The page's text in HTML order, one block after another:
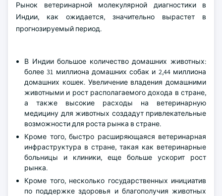
Рынок ветеринарной молекулярной диагностики в
Индии, как ожидается, значительно вырастет в
прогнозируемый период.
В Индии большое количество домашних животных:
более 31 миллиона домашних собак и 2,44 миллиона
домашних кошек. Увеличение владения домашними
животными и рост располагаемого дохода в стране,
а также высокие расходы на ветеринарную
медицину для животных создадут привлекательные
возможности для роста рынка в стране.
Кроме того, быстро расширяющаяся ветеринарная
инфраструктура в стране, такая как ветеринарные
больницы и клиники, еще больше ускорит рост
рынка.
Кроме того, несколько государственных инициатив
по поддержке здоровья и благополучия животных